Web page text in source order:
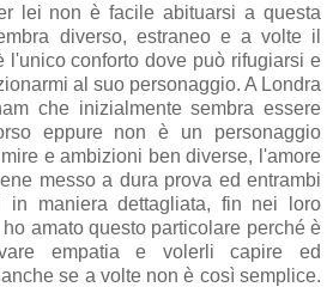
lei non è facile abituarsi a questa
diverso, estraneo e a volte il
l'unico conforto dove può rifugiarsi e
al suo personaggio. A Londra
che inizialmente sembra essere
eppure non è un personaggio
e ambizioni ben diverse, l'amore
messo a dura prova ed entrambi
in maniera dettagliata, fin nei loro
amato questo particolare perché è
empatia e volerli capire ed
se a volte non è così semplice.